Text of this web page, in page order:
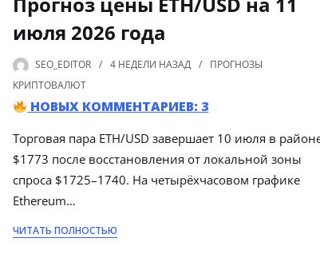
июля 2026 года
SEO_EDITOR 4 НЕДЕЛИ НАЗАД
ПРОГНОЗЫ
КРИПТОВАЛЮТ
НОВЫХ КОММЕНТАРИЕВ: 3
Торговая пара ETH/USD завершает 10 июля в
$1773 после восстановления от локальной зоны
спроса $1725–1740. На четырёхчасовом графике
Ethereum…
ЧИТАТЬ ПОЛНОСТЬЮ